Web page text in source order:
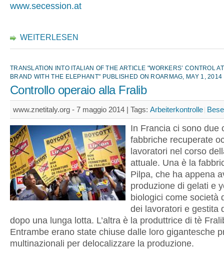
www.secession.at
WEITERLESEN
TRANSLATION INTO ITALIAN OF THE ARTICLE "WORKERS’ CONTROL
BRAND WITH THE ELEPHANT" PUBLISHED ON ROARMAG, MAY 1, 2014
Controllo operaio alla Fralib
www.znetitaly.org - 7 maggio 2014 | Tags: Arbeiterkontrolle
In Francia ci sono due
fabbriche recuperate
lavoratori nel corso
attuale. Una è la
Pilpa, che ha appena
produzione di gelati e
biologici come società
dei lavoratori e gestita
dopo una lunga lotta. L’altra è la produttrice di tè
Entrambe erano state chiuse dalle loro gigantesche
multinazionali per delocalizzare la produzione.